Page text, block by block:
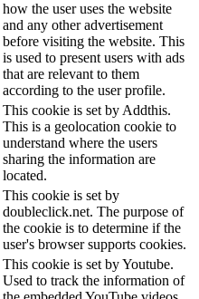
how the user uses the website
and any other advertisement
before visiting the website. This
is used to present users with ads
that are relevant to them
according to the user profile.
This cookie is set by Addthis.
This is a geolocation cookie to
understand where the users
sharing the information are
located.
This cookie is set by
doubleclick.net. The purpose of
the cookie is to determine if the
user's browser supports cookies.
This cookie is set by Youtube.
Used to track the information of